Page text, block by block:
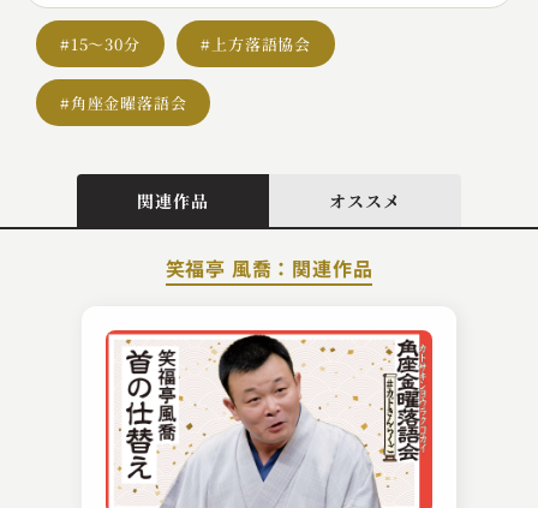
#15～30分 #上方落語協会
#角座金曜落語会
関連作品 オススメ
笑福亭 風喬：関連作品
台所 おさん